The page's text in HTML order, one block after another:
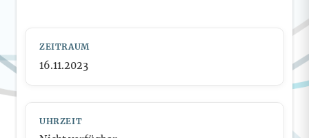
ZEITRAUM
16.11.2023
UHRZEIT